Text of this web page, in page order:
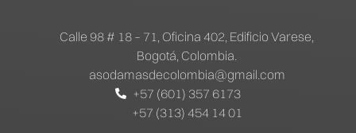
Calle 98 # 18 – 71, Oficina 402, Edificio Varese,
Bogotá, Colombia.
asodamasdecolombia@gmail.com
+57 (601) 357 6173
+57 (313) 454 14 01